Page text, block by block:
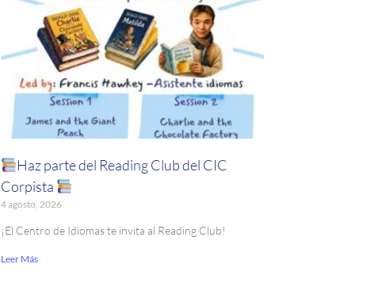
Haz parte del Reading Club del CIC
Corpista
4 agosto, 2026
¡El Centro de Idiomas te invita al Reading Club!
Leer Más